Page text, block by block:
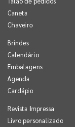
Caneta
Chaveiro
Brindes
Calendário
Embalagens
Agenda
Cardápio
Revista Impressa
Livro personalizado